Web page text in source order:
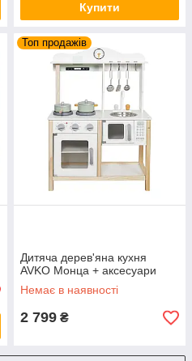
Купити
Топ продажів
Дитяча дерев'яна кухня
AVKO Монца + аксесуари
Немає в наявності
2 799 ₴